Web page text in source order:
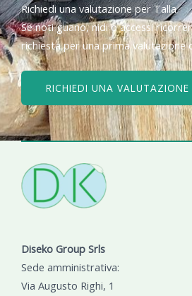
Richiedi una valutazione per Talla
Se noti guano, nidi o accessi
richiesta per una prima valutazione
RICHIEDI UNA VALUTAZIONE
Diseko Group Srls
Sede amministrativa:
Via Augusto Righi, 1